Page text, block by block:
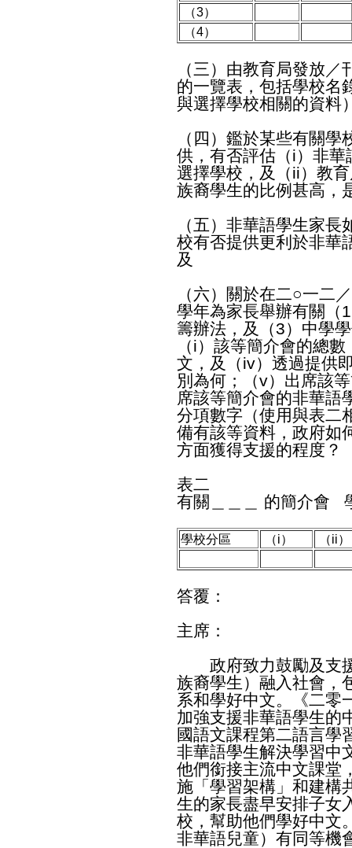
（3）
（4）
（三）由教育局發放
的一覽表，包括學校名
與選擇學校相關的資料
（四）鑑於某些有關
供，有否評估（i）非
選擇學校，及（ii）教
族裔學生的比例甚高，
（五）非華語學生家
校有否提供更利於非華
及
（六）關於在二○一二
學年為家長舉辦有關（
籌辦法，及（3）中學
（i）該等簡介會的總
文，及（iv）透過提供
別為何；（v）出席該
席該等簡介會的非華語
分項數字（使用與表二
備有該等資料，政府如
方面獲得支援的程度？
表二
有關＿＿＿ 的簡介會
學校分區 （i） （ii）
答覆：
主席：
政府致力鼓勵及支援
族裔學生）融入社會，
系和學好中文。《二零
加強支援非華語學生的
國語文課程第二語言學
非華語學生解決學習中
他們銜接主流中文課堂
施「學習架構」和建構
生的家長盡早安排子女
校，幫助他們學好中文
非華語兒童）有同等機